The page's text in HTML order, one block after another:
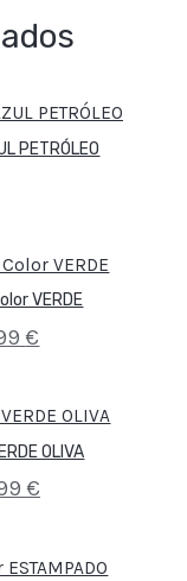
PETRÓLEO
VERDE
€
OLIVA
€